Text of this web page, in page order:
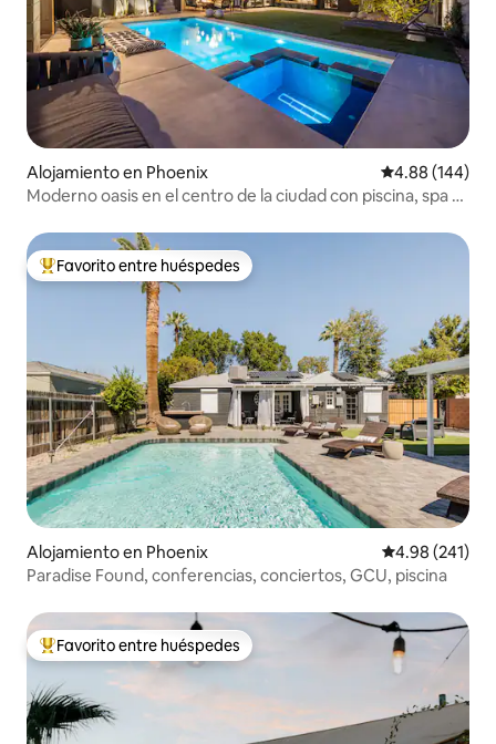
Alojamiento en Phoenix Calificación
4.88 (144)
Moderno oasis en el centro de la ciudad con piscina, spa y
Favorito entre huéspedes preferido
Favorito entre huéspedes
Alojamiento en Phoenix Calificación
4.98 (241)
Paradise Found, conferencias, conciertos, GCU, piscina
Favorito entre huéspedes preferido
Favorito entre huéspedes